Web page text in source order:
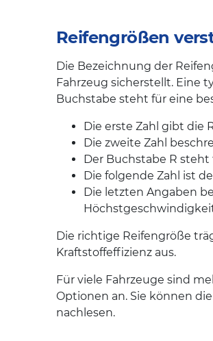
Reifengrößen
Die Bezeichnung der
Fahrzeug sicherstellt. Eine
Buchstabe steht für eine
Die erste Zahl gibt die
Die zweite Zahl
Der Buchstabe R
Die folgende Zahl ist
Die letzten Angaben
Die richtige Reifengröße
Kraftstoffeffizienz aus.
Für viele Fahrzeuge sind
Optionen an. Sie können
nachlesen.